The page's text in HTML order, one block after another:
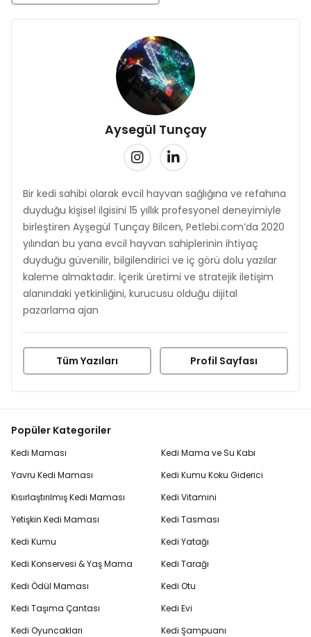
Aysegül Tunçay
Bir kedi sahibi olarak evcil hayvan sağlığına ve refahına
duyduğu kişisel ilgisini 15 yıllık profesyonel deneyimiyle
birleştiren Ayşegül Tunçay Bilcen, Petlebi.com’da 2020
yılından bu yana evcil hayvan sahiplerinin ihtiyaç
duyduğu güvenilir, bilgilendirici ve iç görü dolu yazılar
kaleme almaktadır. İçerik üretimi ve stratejik iletişim
alanındaki yetkinliğini, kurucusu olduğu dijital
pazarlama ajan
Tüm Yazıları Profil Sayfası
Popüler Kategoriler
Kedi Maması
Yavru Kedi Maması
Kısırlaştırılmış Kedi Maması
Yetişkin Kedi Maması
Kedi Kumu
Kedi Konservesi & Yaş Mama
Kedi Ödül Maması
Kedi Taşıma Çantası
Kedi Oyuncakları
Kedi Mama ve Su Kabı
Kedi Kumu Koku Giderici
Kedi Vitamini
Kedi Tasması
Kedi Yatağı
Kedi Tarağı
Kedi Otu
Kedi Evi
Kedi Şampuanı